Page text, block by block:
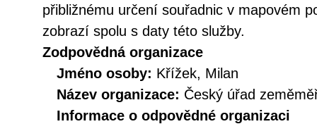
přibližnému určení souřadnic v mapovém
zobrazí spolu s daty této služby.
Zodpovědná organizace
Jméno osoby: Křížek, Milan
Název organizace: Český úřad
Informace o odpovědné organizaci